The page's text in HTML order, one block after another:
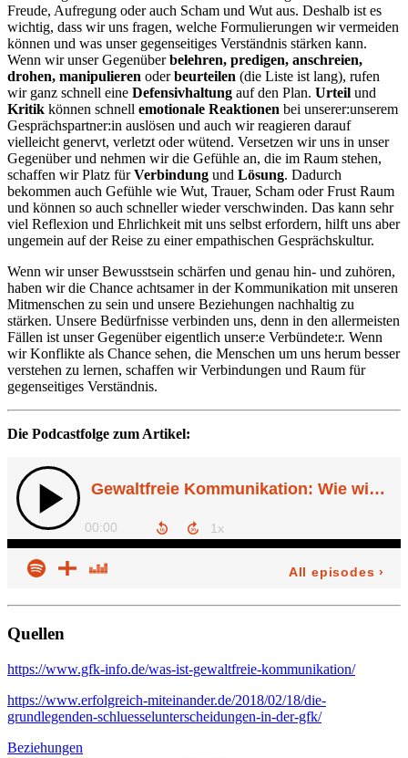
Freude, Aufregung oder auch Scham und Wut aus. Deshalb ist es
wichtig, dass wir uns fragen, welche Formulierungen wir vermeiden
können und was unser gegenseitiges Verständnis stärken kann.
Wenn wir unser Gegenüberbelehren, predigen, anschreien,
drohen, manipulieren oderbeurteilen (die Liste ist lang), rufen
wir ganz schnell eine Defensivhaltung auf den Plan. Urteil und
Kritik können schnell emotionale Reaktionen bei unserer:unserem
Gesprächspartner:in auslösen und auch wir reagieren darauf
vielleicht genervt, verletzt oder wütend. Versetzen wir uns in unser
Gegenüber und nehmen wir die Gefühle an, die im Raum stehen,
schaffen wir Platz fürVerbindung und Lösung. Dadurch
bekommen auch Gefühle wie Wut, Trauer, Scham oder Frust Raum
und können so auch schneller wieder verschwinden. Das kann sehr
viel Reflexion und Ehrlichkeit mit uns selbst erfordern, hilft uns aber
ungemein auf der Reise zu einer empathischen Gesprächskultur.
Wenn wir unser Bewusstsein schärfen und genau hin- und zuhören,
haben wir die Chance achtsamer in der Kommunikation mit unseren
Mitmenschen zu sein und unsere Beziehungen nachhaltig zu
stärken. Unsere Bedürfnisse verbinden uns, denn in den allermeisten
Fällen ist unser Gegenüber eigentlich unser:e Verbündete:r. Wenn
wir Konflikte als Chance sehen, die Menschen um uns herum besser
verstehen zu lernen, schaffen wir Verbindungen und Raum für
gegenseitiges Verständnis.
Die Podcastfolge zum Artikel:
Quellen
https://www.gfk-info.de/was-ist-gewaltfreie-kommunikation/
https://www.erfolgreich-miteinander.de/2018/02/18/die-
grundlegenden-schluesselunterscheidungen-in-der-gfk/
Beziehungen